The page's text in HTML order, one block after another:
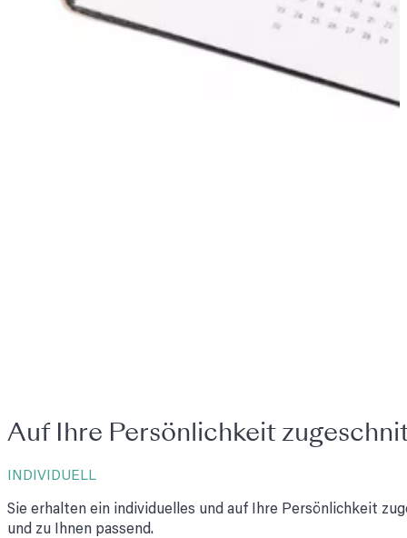
Auf Ihre Persönlichkeit
INDIVIDUELL
Sie erhalten ein individuelles und auf Ihre Persönlichkeit
und zu Ihnen passend.